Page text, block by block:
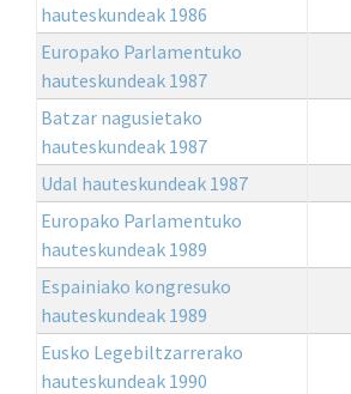
hauteskundeak 1986
Europako Parlamentuko
hauteskundeak 1987
Batzar nagusietako
hauteskundeak 1987
Udal hauteskundeak 1987
Europako Parlamentuko
hauteskundeak 1989
Espainiako kongresuko
hauteskundeak 1989
Eusko Legebiltzarrerako
hauteskundeak 1990